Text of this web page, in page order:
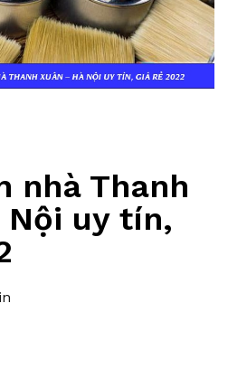
nhà Thanh
Nội uy tín,